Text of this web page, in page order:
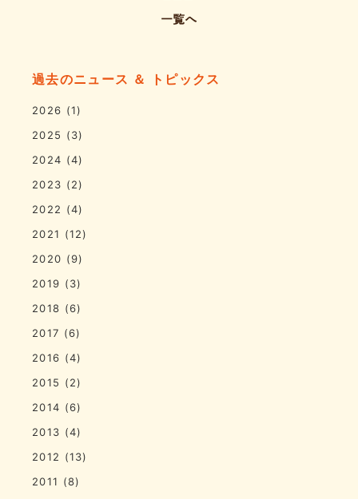
過去のニュース ＆ トピックス
2026 (1)
2025 (3)
2024 (4)
2023 (2)
2022 (4)
2021 (12)
2020 (9)
2019 (3)
2018 (6)
2017 (6)
2016 (4)
2015 (2)
2014 (6)
2013 (4)
2012 (13)
2011 (8)